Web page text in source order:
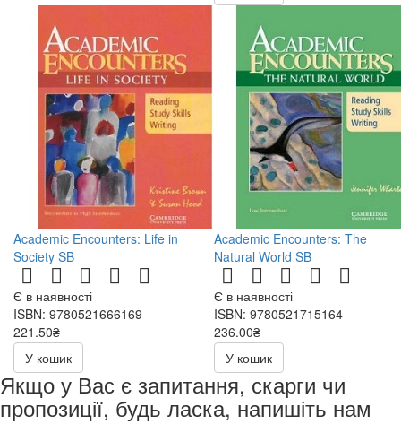
Academic Encounters: Life in
Society SB
Є в наявності
ISBN: 9780521666169
221.50₴
443.00₴
У кошик
Academic Encounters: The
Natural World SB
Є в наявності
ISBN: 9780521715164
236.00₴
472.00₴
У кошик
Якщо у Вас є запитання, скарги чи
пропозиції, будь ласка, напишіть нам